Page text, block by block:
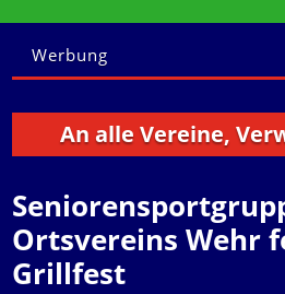
Werbung
An alle Vereine,
Ortsvereins Wehr
Grillfest